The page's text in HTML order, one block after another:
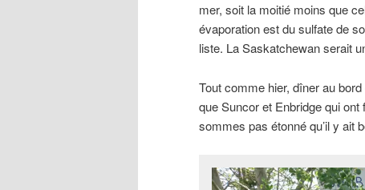
mer, soit la moitié moins que
évaporation est du sulfate de
liste. La Saskatchewan serait
Tout comme hier, dîner au
que Suncor et Enbridge qui ont
sommes pas étonné qu’il y ait